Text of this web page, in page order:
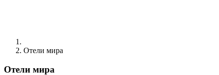
Отели мира
Отели мира